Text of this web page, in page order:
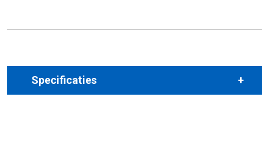
Specificaties